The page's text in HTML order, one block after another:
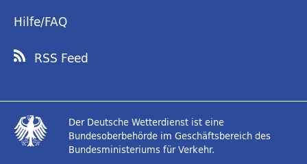
Hilfe/FAQ
RSS Feed
Der Deutsche Wetterdienst ist eine
Bundesoberbehörde im Geschäftsbereich des
Bundesministeriums für Verkehr.